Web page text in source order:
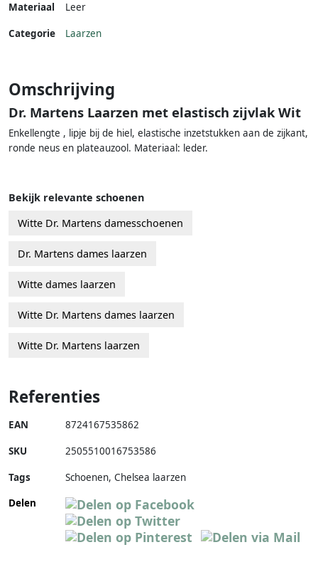
Materiaal
Leer
Categorie Laarzen
Omschrijving
Dr. Martens Laarzen met elastisch zijvlak Wit
Enkellengte , lipje bij de hiel, elastische inzetstukken aan de zijkant,
ronde neus en plateauzool. Materiaal: leder.
Bekijk relevante schoenen
Witte Dr. Martens damesschoenen
Dr. Martens dames laarzen
Witte dames laarzen
Witte Dr. Martens dames laarzen
Witte Dr. Martens laarzen
Referenties
EAN 8724167535862
SKU 2505510016753586
Tags
Schoenen, Chelsea laarzen
Delen